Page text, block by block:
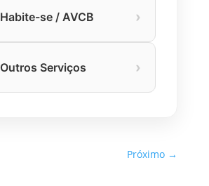
Habite-se / AVCB ›
Outros Serviços ›
Próximo →